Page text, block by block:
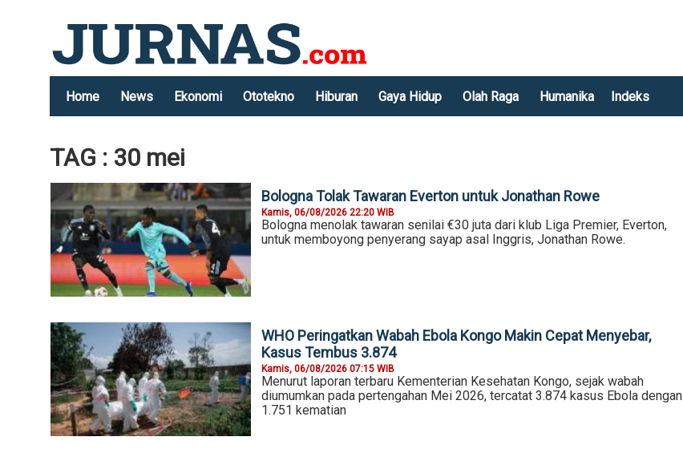
Home News Ekonomi Ototekno Hiburan Gaya Hidup Olah Raga Humanika Indeks
TAG : 30 mei
Bologna Tolak Tawaran Everton untuk Jonathan Rowe
Kamis, 06/08/2026 22:20 WIB
Bologna menolak tawaran senilai €30 juta dari klub Liga Premier, Everton,
untuk memboyong penyerang sayap asal Inggris, Jonathan Rowe.
WHO Peringatkan Wabah Ebola Kongo Makin Cepat Menyebar,
Kasus Tembus 3.874
Kamis, 06/08/2026 07:15 WIB
Menurut laporan terbaru Kementerian Kesehatan Kongo, sejak wabah
diumumkan pada pertengahan Mei 2026, tercatat 3.874 kasus Ebola dengan
1.751 kematian